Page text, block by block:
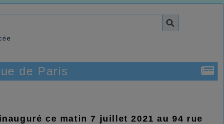
de Paris
ce matin 7 juillet 2021 au 94 rue